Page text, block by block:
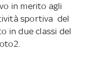
in merito agli
sportiva del
in due classi del